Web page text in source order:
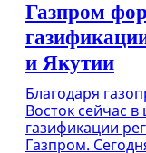
Газпром
и Якутии
Благодаря
Восток сейчас
газификации
Газпром.